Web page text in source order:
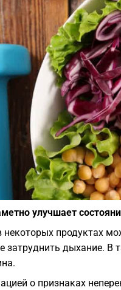
улучшает
продуктах
затруднить дыхание. В
о признаках